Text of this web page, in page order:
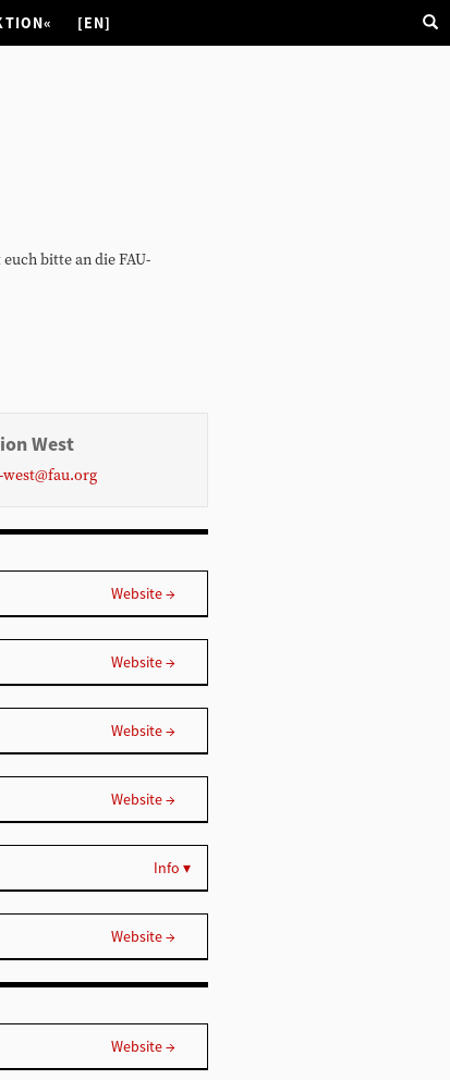
[EN]
bitte an die FAU-
West
Website →
Website →
Website →
Website →
Info ▾
Website →
Website →